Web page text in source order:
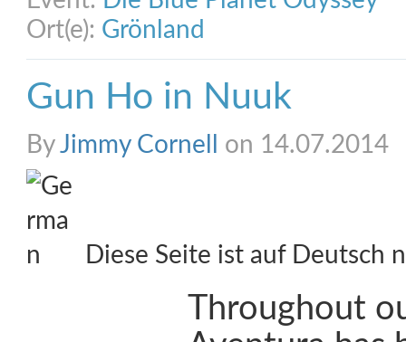
Ort(e): Grönland
Gun Ho in Nuuk
ByJimmy Cornell on 14.07.2014
Diese Seite ist auf Deutsch
Throughout